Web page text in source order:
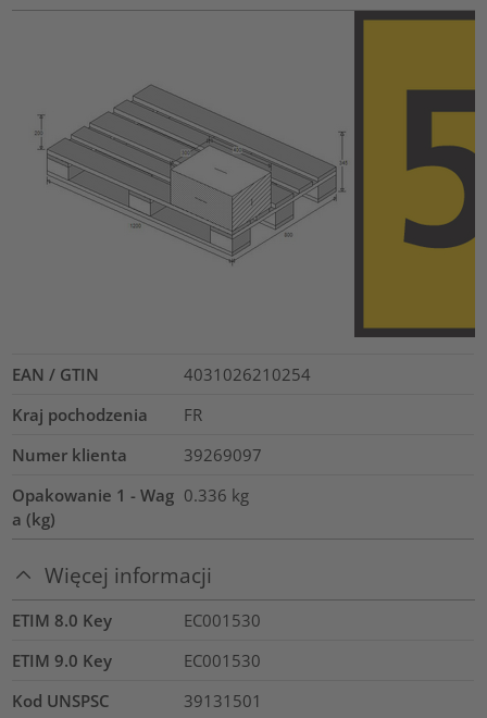
EAN / GTIN
4031026210254
Kraj pochodzenia
FR
Numer klienta
39269097
Opakowanie 1 - Wag
a (kg)
0.336 kg
Więcej informacji
ETIM 8.0 Key
EC001530
ETIM 9.0 Key
EC001530
Kod UNSPSC
39131501